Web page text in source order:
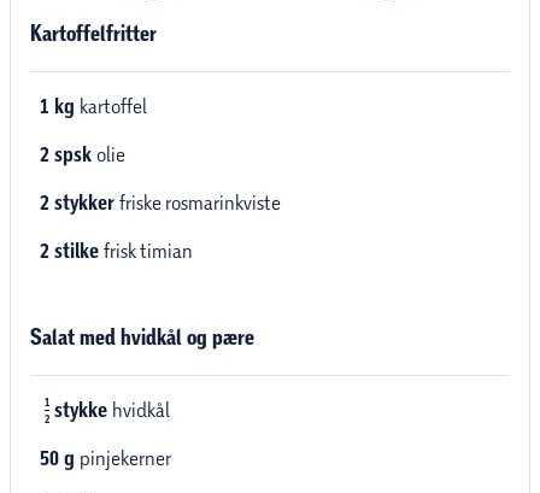
Kartoffelfritter
1 kg kartoffel
2 spsk olie
2 stykker friske rosmarinkviste
2 stilke frisk timian
Salat med hvidkål og pære
1
2 stykke hvidkål
50 g pinjekerner